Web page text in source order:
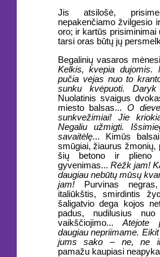
Jis atsilošė,
nepakenčiamo žvilgesio
oro; ir kartūs prisiminimai
tarsi oras būtų jų
Begalinių vasaros
Kelkis, kvepia dujomis.
pučia vėjas nuo to
sunku kvėpuoti.
Nuolatinis svaigus
miesto balsas... O
sunkvežimiai! Jie
Negaliu užmigti.
savaitėlę... Kimūs
smūgiai, žiaurus žmonių,
šių betono ir plieno
gyvenimas... Rėžk jam!
daugiau nebūtų mūsų
jam!Purvinas negras,
italiūkštis, smirdintis
šaligatvio dega kojos
padus, nudilusius nuo
vaikščiojimo...Atėjote
daugiau nepriimame.
jums sako – ne, ne
pamažu kaupiasi